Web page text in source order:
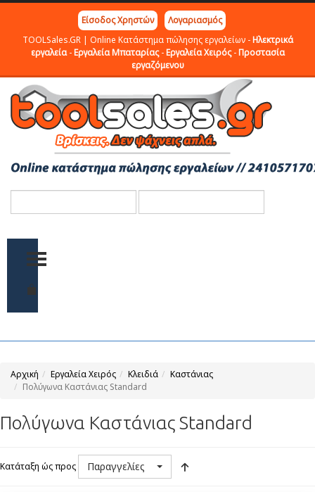
Είσοδος Χρηστών
Λογαριασμός
TOOLSales.GR | Online Κατάστημα πώλησης εργαλείων -Ηλεκτρικά
εργαλεία-Εργαλεία Μπαταρίας-Εργαλεία Χειρός-Προστασία
εργαζόμενου
TOGGLE MENU
Αρχική Εργαλεία Χειρός Κλειδιά
Καστάνιας
Πολύγωνα Καστάνιας Standard
Πολύγωνα Καστάνιας Standard
Κατάταξη ώς προς Παραγγελίες